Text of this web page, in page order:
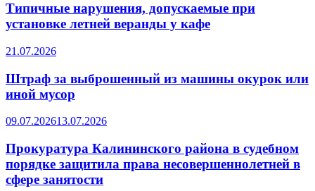
Типичные нарушения, допускаемые при
установке летней веранды у кафе
21.07.2026
Штраф за выброшенный из машины окурок или
иной мусор
09.07.202613.07.2026
Прокуратура Калининского района в судебном
порядке защитила права несовершеннолетней в
сфере занятости